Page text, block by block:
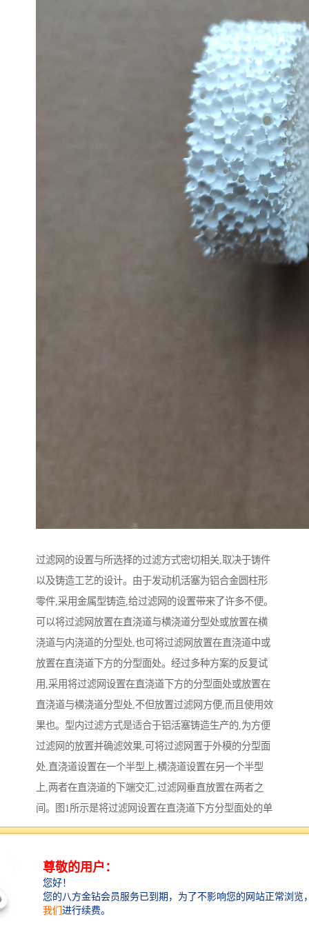
过滤网的设置与所选择的过滤方式密切相关,取决于铸件
以及铸造工艺的设计。由于发动机活塞为铝合金圆柱形
零件,采用金属型铸造,给过滤网的设置带来了许多不便。
可以将过滤网放置在直浇道与横浇道分型处或放置在横
浇道与内浇道的分型处,也可将过滤网放置在直浇道中或
放置在直浇道下方的分型面处。经过多种方案的反复试
用,采用将过滤网设置在直浇道下方的分型面处或放置在
直浇道与横浇道分型处,不但放置过滤网方便,而且使用效
果也。型内过滤方式是适合于铝活塞铸造生产的,为方便
过滤网的放置并确滤效果,可将过滤网置于外模的分型面
处,直浇道设置在一个半型上,横浇道设置在另一个半型
上,两者在直浇道的下端交汇,过滤网垂直放置在两者之
间。图1所示是将过滤网设置在直浇道下方分型面处的单
模铸造形式,图2所示的是将过滤网设置在直浇道与横浇